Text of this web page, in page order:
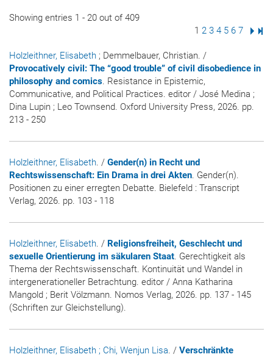
Showing entries 1 - 20 out of 409
Page
1 Page
2 Page
3 Page
4 Page
5 Page
6 Page
7 Next
Holzleithner, Elisabeth ; Demmelbauer, Christian. /
Provocatively civil: The “good trouble” of civil disobedience in
philosophy and comics. Resistance in Epistemic,
Communicative, and Political Practices. editor / José Medina ;
Dina Lupin ; Leo Townsend. Oxford University Press, 2026. pp.
213 - 250
Holzleithner, Elisabeth. / Gender(n) in Recht und
Rechtswissenschaft: Ein Drama in drei Akten. Gender(n).
Positionen zu einer erregten Debatte. Bielefeld : Transcript
Verlag, 2026. pp. 103 - 118
Holzleithner, Elisabeth. / Religionsfreiheit, Geschlecht und
sexuelle Orientierung im säkularen Staat. Gerechtigkeit als
Thema der Rechtswissenschaft. Kontinuität und Wandel in
intergenerationeller Betrachtung. editor / Anna Katharina
Mangold ; Berit Völzmann. Nomos Verlag, 2026. pp. 137 - 145
(Schriften zur Gleichstellung).
Holzleithner, Elisabeth ; Chi, Wenjun Lisa. / Verschränkte